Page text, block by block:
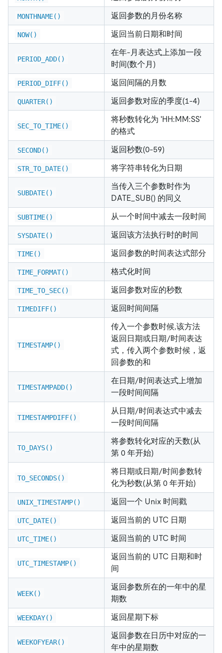
MONTHNAME() 返回参数的月份名称
NOW() 返回当前日期和时间
PERIOD_ADD()
在年-月表达式上添加一段
时间(数个月)
PERIOD_DIFF() 返回间隔的月数
QUARTER() 返回参数对应的季度(1-4)
SEC_TO_TIME()
将秒数转化为 'HH:MM:SS'
的格式
SECOND() 返回秒数(0-59)
STR_TO_DATE() 将字符串转化为日期
SUBDATE()
当传入三个参数时作为
DATE_SUB() 的同义
SUBTIME() 从一个时间中减去一段时间
SYSDATE() 返回该方法执行时的时间
TIME() 返回参数的时间表达式部分
TIME_FORMAT() 格式化时间
TIME_TO_SEC() 返回参数对应的秒数
TIMEDIFF() 返回时间间隔
TIMESTAMP()
传入一个参数时候,该方法
返回日期或日期/时间表达
式，传入两个参数时候，返
回参数的和
TIMESTAMPADD()
在日期/时间表达式上增加
一段时间间隔
TIMESTAMPDIFF()
从日期/时间表达式中减去
一段时间间隔
TO_DAYS()
将参数转化对应的天数(从
第 0 年开始)
TO_SECONDS()
将日期或日期/时间参数转
化为秒数(从第 0 年开始)
UNIX_TIMESTAMP() 返回一个 Unix 时间戳
UTC_DATE() 返回当前的 UTC 日期
UTC_TIME() 返回当前的 UTC 时间
UTC_TIMESTAMP()
返回当前的 UTC 日期和时
间
WEEK()
返回参数所在的一年中的星
期数
WEEKDAY() 返回星期下标
WEEKOFYEAR()
返回参数在日历中对应的一
年中的星期数